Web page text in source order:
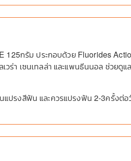
125กรัม ประกอบด้วย Fluorides
ร่า เซนเทลล่า และแพนธีนนอล ช่วยดู
แปรงสีฟัน และควรแปรงฟัน 2-3ครั้งต่อ